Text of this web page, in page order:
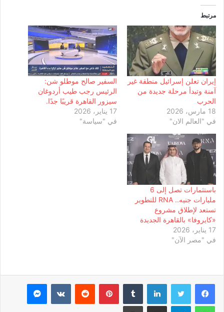
مرتبط
إيران تعلن إسرائيل منطقة غير
آمنة وتبدأ مرحلة جديدة من
الحرب
18 مارس، 2026
في "العالم الان"
السفير صالح موطلو شن:
الرئيس رجب طيب أردوغان
سيزور القاهرة قريبًا جدًا.
17 يناير، 2026
في "سياسة"
باستثمارات تصل إلى 6
مليارات جنيه.. RNA للتطوير
تستعد لإطلاق مشروع
«كايروفا» بالقاهرة الجديدة
17 يناير، 2026
في "مصر الآن"
لينكدإن بينتيريست ماسنجر
واتساب تيلقرام مشاركة عبر البريد طباعة